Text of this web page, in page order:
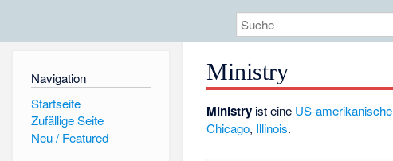
Navigation
Startseite
Zufällige Seite
Neu / Featured
Ministry
Ministry ist eine US-amerikanische
Chicago, Illinois.